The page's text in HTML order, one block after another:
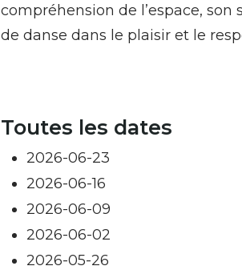
compréhension de l’espace,
de danse dans le plaisir et le
Toutes les dates
2026-06-23
2026-06-16
2026-06-09
2026-06-02
2026-05-26